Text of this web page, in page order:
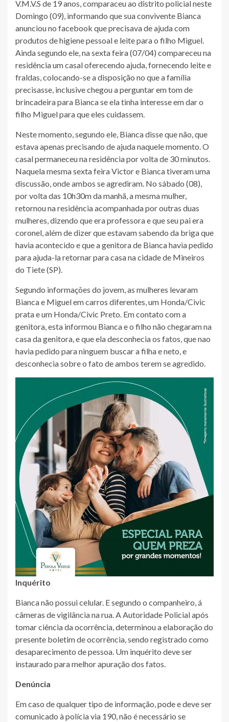
V.M.V.S de 19 anos, comparaceu ao distrito policial neste
Domingo (09), informando que sua convivente Bianca
anunciou no facebook que precisava de ajuda com
produtos de higiene pessoal e leite para o filho Miguel.
Ainda segundo ele, na sexta feira (07/04) compareceu na
residência um casal oferecendo ajuda, fornecendo leite e
fraldas, colocando-se a disposição no que a família
precisasse, inclusive chegou a perguntar em tom de
brincadeira para Bianca se ela tinha interesse em dar o
filho Miguel para que eles cuidassem.
Neste momento, segundo ele, Bianca disse que não, que
estava apenas precisando de ajuda naquele momento. O
casal permaneceu na residência por volta de 30 minutos.
Naquela mesma sexta feira Victor e Bianca tiveram uma
discussão, onde ambos se agrediram. No sábado (08),
por volta das 10h30m da manhã, a mesma mulher,
retornou na residência acompanhada por outras duas
mulheres, dizendo que era professora e que seu pai era
coronel, além de dizer que estavam sabendo da briga que
havia acontecido e que a genitora de Bianca havia pedido
para ajuda-la retornar para casa na cidade de Mineiros
do Tiete (SP).
Segundo informações do jovem, as mulheres levaram
Bianca e Miguel em carros diferentes, um Honda/Civic
prata e um Honda/Civic Preto. Em contato com a
genitora, esta informou Bianca e o filho não chegaram na
casa da genitora, e que ela desconhecia os fatos, que nao
havia pedido para ninguem buscar a filha e neto, e
desconhecia sobre o fato de ambos terem se agredido.
Inquérito
Bianca não possui celular. E segundo o companheiro, á
câmeras de vigilância na rua. A Autoridade Policial após
tomar ciência da ocorrência, determinou a elaboração do
presente boletim de ocorrência, sendo registrado como
desaparecimento de pessoa. Um inquérito deve ser
instaurado para melhor apuração dos fatos.
Denúncia
Em caso de qualquer tipo de informação, pode e deve ser
comunicado à polícia via 190, não é necessário se